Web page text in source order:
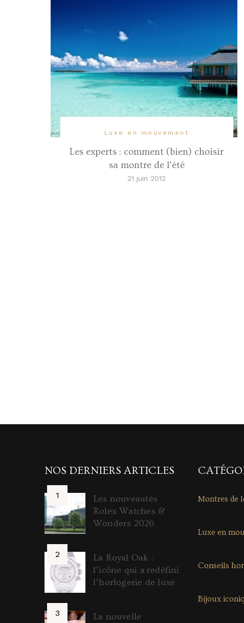
Luxe en mouvement
Les experts : comment (bien) choisir
sa montre de l’été
21 juin 2012
NOS DERNIERS ARTICLES
Les nouveautés
Rolex Watches &
Wonders 2026
La Royal Oak :
l’icône qui a redéfini
l’horlogerie de luxe
La nouvelle
Montres de
Luxe en
Conseils
Bijoux